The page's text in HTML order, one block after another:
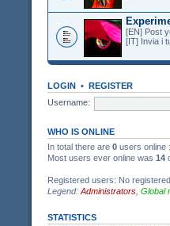
[EN] Post
[IT] Invia i
LOGIN • REGISTER
Username:
WHO IS ONLINE
In total there are 0 users online
Most users ever online was 14
Registered users: No
Legend: Administrators Global
STATISTICS